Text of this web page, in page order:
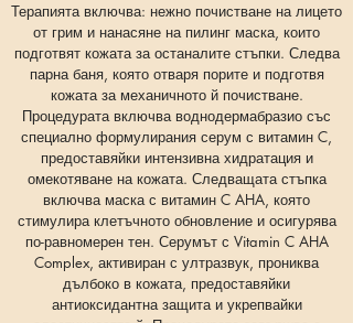
Терапията включва: нежно почистване на лицето
от грим и нанасяне на пилинг маска, които
подготвят кожата за останалите стъпки. Следва
парна баня, която отваря порите и подготвя
кожата за механичното й почистване.
Процедурата включва воднодермабразио със
специално формулирания серум с витамин C,
предоставяйки интензивна хидратация и
омекотяване на кожата. Следващата стъпка
включва маска с витамин C AHA, която
стимулира клетъчното обновление и осигурява
по-равномерен тен. Серумът с Vitamin C AHA
Complex, активиран с ултразвук, прониква
дълбоко в кожата, предоставяйки
антиоксидантна защита и укрепвайки